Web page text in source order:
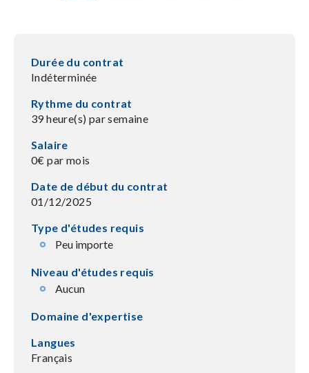
Durée du contrat
Indéterminée
Rythme du contrat
39 heure(s) par semaine
Salaire
0€ par mois
Date de début du contrat
01/12/2025
Type d'études requis
Peu importe
Niveau d'études requis
Aucun
Domaine d'expertise
Langues
Français